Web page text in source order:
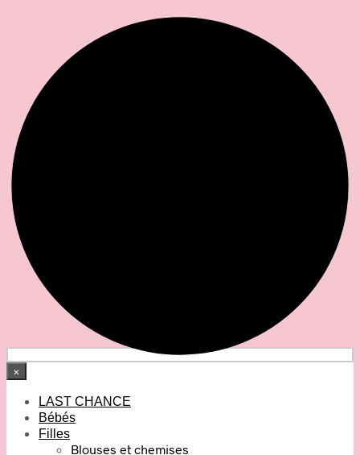
×
LAST CHANCE
Bébés
Filles
Blouses et chemises